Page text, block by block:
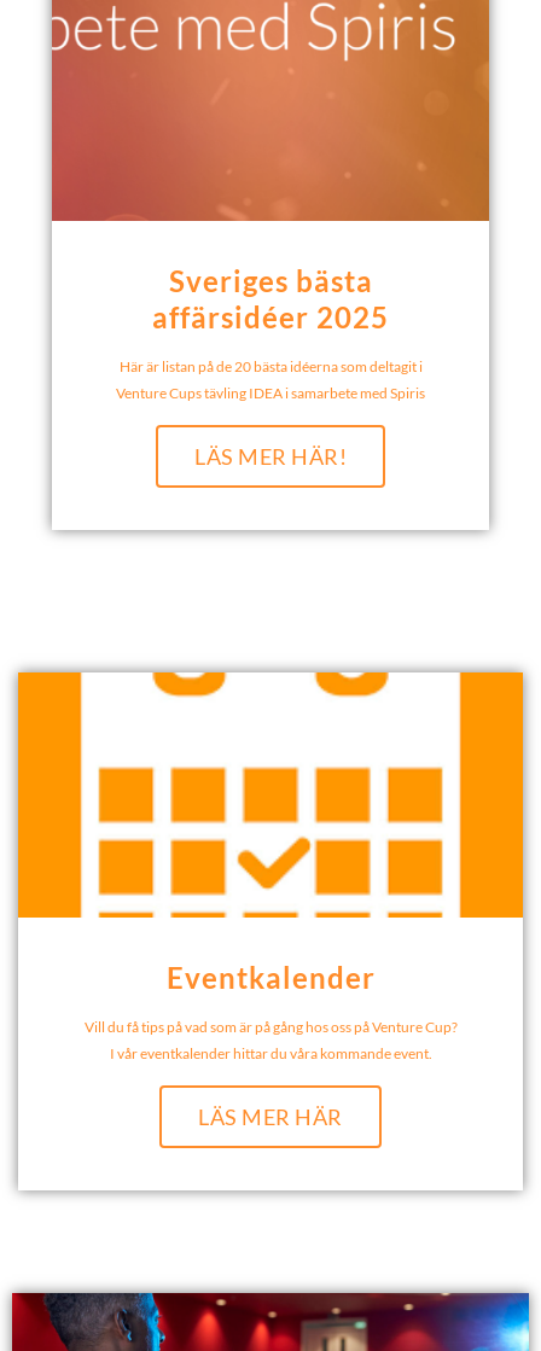
Sveriges bästa
affärsidéer 2025
Här är listan på de 20 bästa idéerna som deltagit i
Venture Cups tävling IDEA i samarbete med Spiris
LÄS MER HÄR!
Eventkalender
Vill du få tips på vad som är på gång hos oss på Venture Cup?
I vår eventkalender hittar du våra kommande event.
LÄS MER HÄR